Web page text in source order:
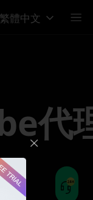
繁體中文
代